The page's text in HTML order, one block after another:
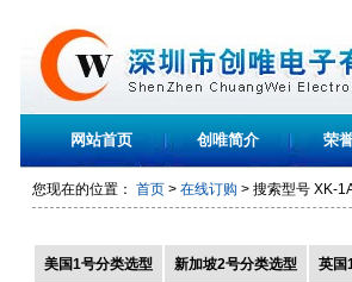
网站首页 创唯简介 荣
您现在的位置： 首页 > 在线订购 > 搜索型号 XK-
美国1号分类选型 新加坡2号分类选型 英国